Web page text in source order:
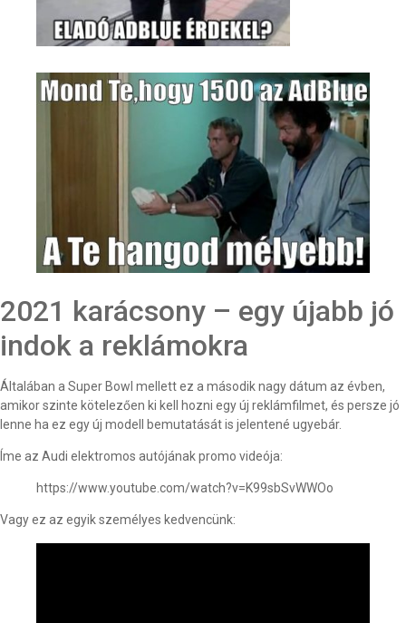
2021 karácsony – egy újabb jó
indok a reklámokra
Általában a Super Bowl mellett ez a második nagy dátum az évben,
amikor szinte kötelezően ki kell hozni egy új reklámfilmet, és persze jó
lenne ha ez egy új modell bemutatását is jelentené ugyebár.
Íme az Audi elektromos autójának promo videója:
https://www.youtube.com/watch?v=K99sbSvWWOo
Vagy ez az egyik személyes kedvencünk: